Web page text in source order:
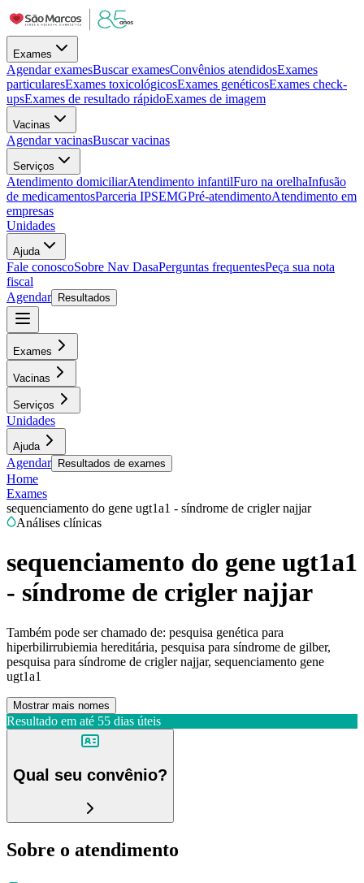
Exames
Agendar examesBuscar examesConvênios atendidosExames
particularesExames toxicológicosExames genéticosExames check-
upsExames de resultado rápidoExames de imagem
Vacinas
Agendar vacinasBuscar vacinas
Serviços
Atendimento domiciliarAtendimento infantilFuro na orelhaInfusão
de medicamentosParceria IPSEMGPré-atendimentoAtendimento em
empresas
Unidades
Ajuda
Fale conoscoSobre Nav DasaPerguntas frequentesPeça sua nota
fiscal
Agendar
Resultados
Exames
Vacinas
Serviços
Unidades
Ajuda
Agendar Resultados de exames
Home
Exames
sequenciamento do gene ugt1a1 - síndrome de crigler najjar
Análises clínicas
sequenciamento do gene ugt1a1
- síndrome de crigler najjar
Também pode ser chamado de: pesquisa genética para
hiperbilirrubiemia hereditária, pesquisa para síndrome de gilber,
pesquisa para síndrome de crigler najjar, sequenciamento gene
ugt1a1
Mostrar mais nomes
Resultado em até 55 dias úteis
Qual seu convênio?
Sobre o atendimento